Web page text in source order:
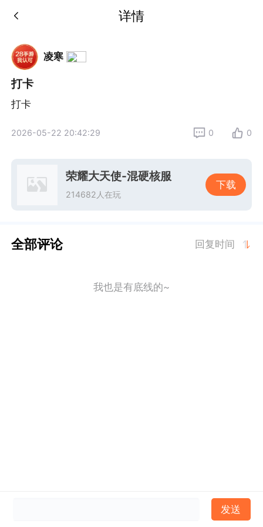
详情
凌寒
打卡
打卡
2026-05-22 20:42:29 0 0
荣耀大天使-混硬核服
214682人在玩
下载
全部评论 回复时间
我也是有底线的~
发送